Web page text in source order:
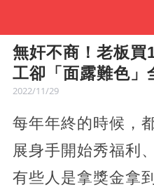
無奸不商！老板買
工卻「面露難色」
2022/11/29
每年年終的時候，
展身手開始秀福利
有些人是拿獎金拿